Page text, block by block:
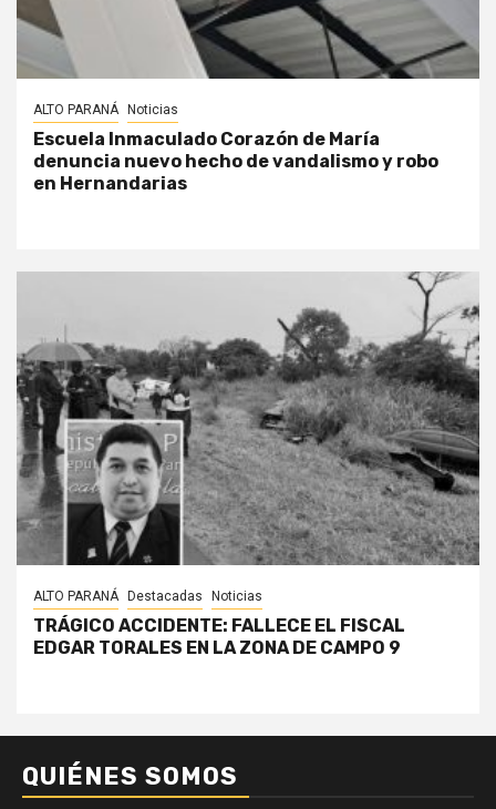
ALTO PARANÁ Noticias
Escuela Inmaculado Corazón de María
denuncia nuevo hecho de vandalismo y robo
en Hernandarias
ALTO PARANÁ Destacadas Noticias
TRÁGICO ACCIDENTE: FALLECE EL FISCAL
EDGAR TORALES EN LA ZONA DE CAMPO 9
QUIÉNES SOMOS